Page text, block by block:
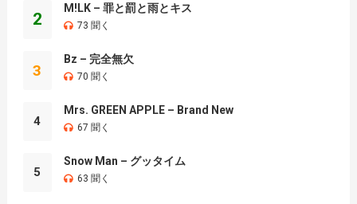
2
M!LK – 罪と罰と雨とキス
73 聞く
3
Bz – 完全無欠
70 聞く
4
Mrs. GREEN APPLE – Brand New
67 聞く
5
Snow Man – グッタイム
63 聞く